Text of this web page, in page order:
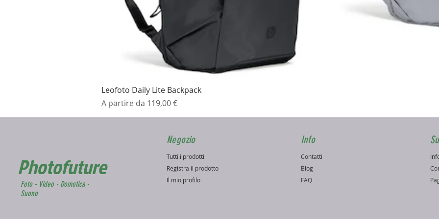
Leofoto Daily Lite Backpack
A partire da 119,00 €
Prezzo scontato
Photofuture
Foto - Video - Domotica -
Suono
Negozio
Tutti i prodotti
Registra il prodotto
Il mio profilo
Info
Contatti
Blog
FAQ